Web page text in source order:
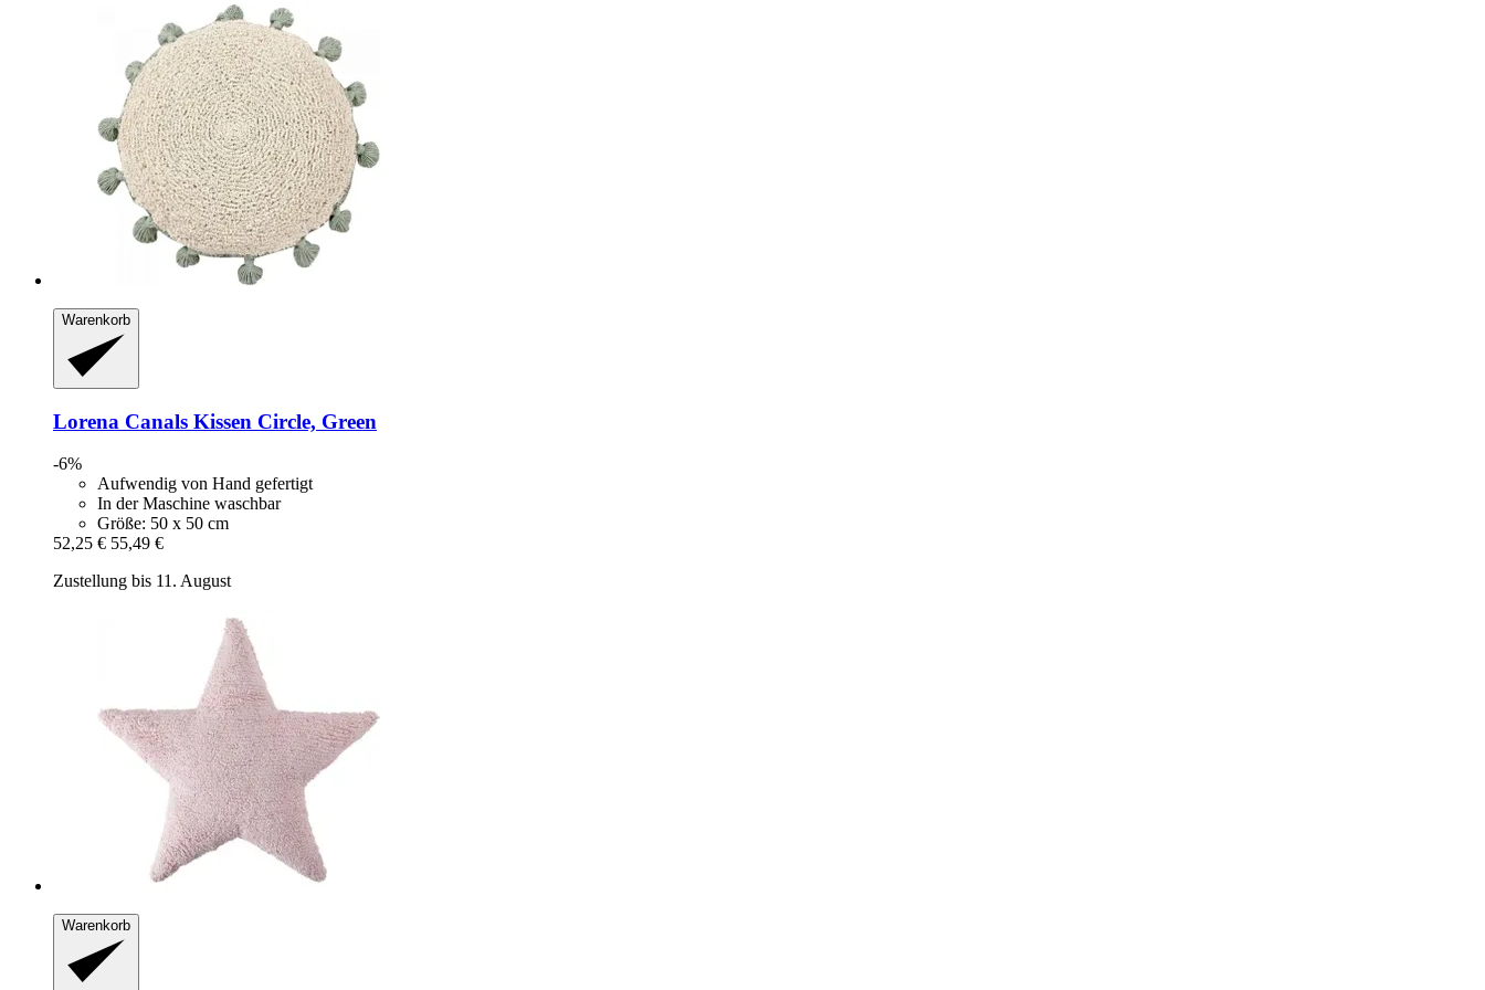
Warenkorb
Lorena Canals Kissen Circle, Green
-6%
Aufwendig von Hand gefertigt
In der Maschine waschbar
Größe: 50 x 50 cm
52,25 € 55,49 €
Zustellung bis 11. August
Warenkorb